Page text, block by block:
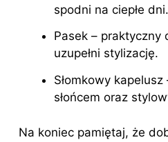
spodni na ciepłe dni.
Pasek – praktyczny
uzupełni stylizację.
Słomkowy
słońcem oraz
Na koniec pamiętaj, że